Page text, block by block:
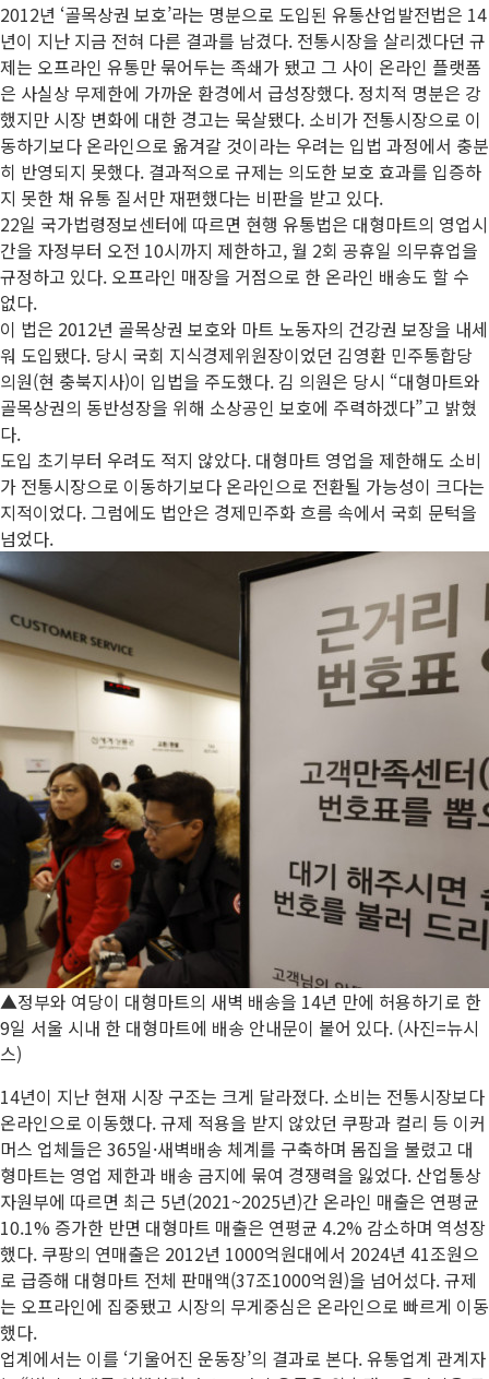
2012년 ‘골목상권 보호’라는 명분으로 도입된 유통산업발전법은 14
년이 지난 지금 전혀 다른 결과를 남겼다. 전통시장을 살리겠다던 규
제는 오프라인 유통만 묶어두는 족쇄가 됐고 그 사이 온라인 플랫폼
은 사실상 무제한에 가까운 환경에서 급성장했다. 정치적 명분은 강
했지만 시장 변화에 대한 경고는 묵살됐다. 소비가 전통시장으로 이
동하기보다 온라인으로 옮겨갈 것이라는 우려는 입법 과정에서 충분
히 반영되지 못했다. 결과적으로 규제는 의도한 보호 효과를 입증하
지 못한 채 유통 질서만 재편했다는 비판을 받고 있다.
22일 국가법령정보센터에 따르면 현행 유통법은 대형마트의 영업시
간을 자정부터 오전 10시까지 제한하고, 월 2회 공휴일 의무휴업을
규정하고 있다. 오프라인 매장을 거점으로 한 온라인 배송도 할 수
없다.
이 법은 2012년 골목상권 보호와 마트 노동자의 건강권 보장을 내세
워 도입됐다. 당시 국회 지식경제위원장이었던 김영환 민주통합당
의원(현 충북지사)이 입법을 주도했다. 김 의원은 당시 “대형마트와
골목상권의 동반성장을 위해 소상공인 보호에 주력하겠다”고 밝혔
다.
도입 초기부터 우려도 적지 않았다. 대형마트 영업을 제한해도 소비
가 전통시장으로 이동하기보다 온라인으로 전환될 가능성이 크다는
지적이었다. 그럼에도 법안은 경제민주화 흐름 속에서 국회 문턱을
넘었다.
▲정부와 여당이 대형마트의 새벽 배송을 14년 만에 허용하기로 한
9일 서울 시내 한 대형마트에 배송 안내문이 붙어 있다. (사진=뉴시
스)
14년이 지난 현재 시장 구조는 크게 달라졌다. 소비는 전통시장보다
온라인으로 이동했다. 규제 적용을 받지 않았던 쿠팡과 컬리 등 이커
머스 업체들은 365일·새벽배송 체계를 구축하며 몸집을 불렸고 대
형마트는 영업 제한과 배송 금지에 묶여 경쟁력을 잃었다. 산업통상
자원부에 따르면 최근 5년(2021~2025년)간 온라인 매출은 연평균
10.1% 증가한 반면 대형마트 매출은 연평균 4.2% 감소하며 역성장
했다. 쿠팡의 연매출은 2012년 1000억원대에서 2024년 41조원으
로 급증해 대형마트 전체 판매액(37조1000억원)을 넘어섰다. 규제
는 오프라인에 집중됐고 시장의 무게중심은 온라인으로 빠르게 이동
했다.
업계에서는 이를 ‘기울어진 운동장’의 결과로 본다. 유통업계 관계자